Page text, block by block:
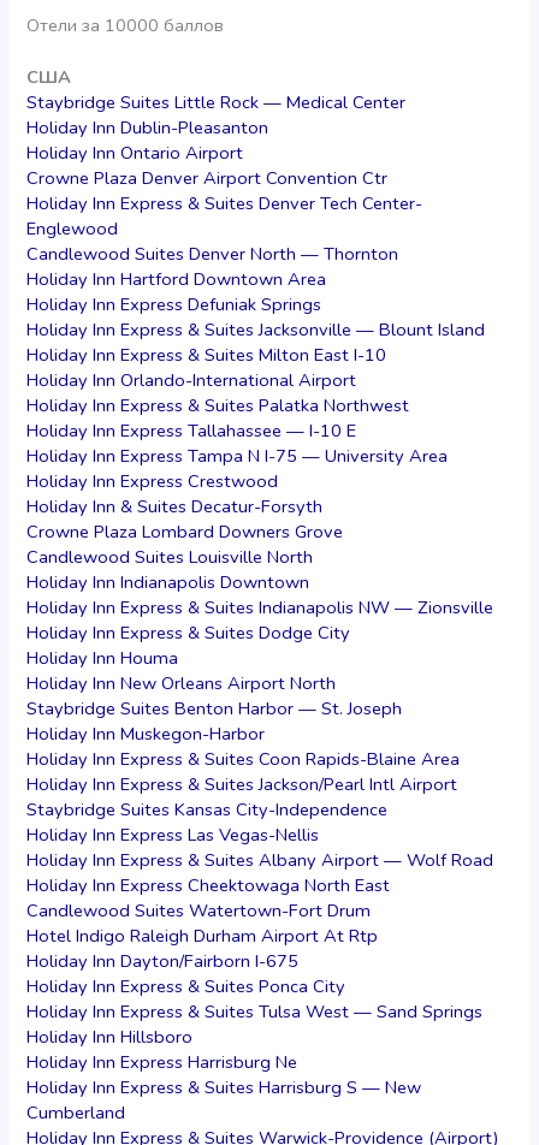
Отели за 10000 баллов
США
Staybridge Suites Little Rock — Medical Center
Holiday Inn Dublin-Pleasanton
Holiday Inn Ontario Airport
Crowne Plaza Denver Airport Convention Ctr
Holiday Inn Express & Suites Denver Tech Center-
Englewood
Candlewood Suites Denver North — Thornton
Holiday Inn Hartford Downtown Area
Holiday Inn Express Defuniak Springs
Holiday Inn Express & Suites Jacksonville — Blount Island
Holiday Inn Express & Suites Milton East I-10
Holiday Inn Orlando-International Airport
Holiday Inn Express & Suites Palatka Northwest
Holiday Inn Express Tallahassee — I-10 E
Holiday Inn Express Tampa N I-75 — University Area
Holiday Inn Express Crestwood
Holiday Inn & Suites Decatur-Forsyth
Crowne Plaza Lombard Downers Grove
Candlewood Suites Louisville North
Holiday Inn Indianapolis Downtown
Holiday Inn Express & Suites Indianapolis NW — Zionsville
Holiday Inn Express & Suites Dodge City
Holiday Inn Houma
Holiday Inn New Orleans Airport North
Staybridge Suites Benton Harbor — St. Joseph
Holiday Inn Muskegon-Harbor
Holiday Inn Express & Suites Coon Rapids-Blaine Area
Holiday Inn Express & Suites Jackson/Pearl Intl Airport
Staybridge Suites Kansas City-Independence
Holiday Inn Express Las Vegas-Nellis
Holiday Inn Express & Suites Albany Airport — Wolf Road
Holiday Inn Express Cheektowaga North East
Candlewood Suites Watertown-Fort Drum
Hotel Indigo Raleigh Durham Airport At Rtp
Holiday Inn Dayton/Fairborn I-675
Holiday Inn Express & Suites Ponca City
Holiday Inn Express & Suites Tulsa West — Sand Springs
Holiday Inn Hillsboro
Holiday Inn Express Harrisburg Ne
Holiday Inn Express & Suites Harrisburg S — New
Cumberland
Holiday Inn Express & Suites Warwick-Providence (Airport)